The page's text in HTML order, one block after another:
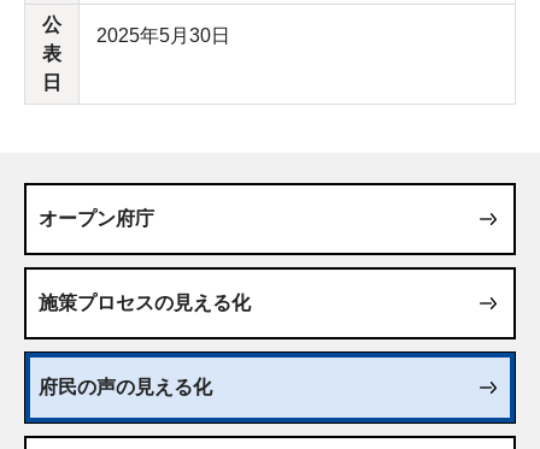
公
表
日
2025年5月30日
オープン府庁
施策プロセスの見える化
府民の声の見える化